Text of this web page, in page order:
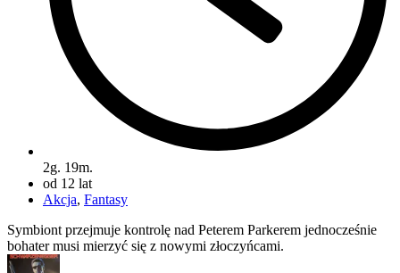
2g. 19m.
od 12 lat
Akcja, Fantasy
Symbiont przejmuje kontrolę nad Peterem Parkerem jednocześnie
bohater musi mierzyć się z nowymi złoczyńcami.